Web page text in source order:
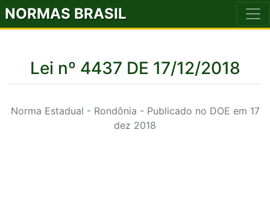
NORMAS BRASIL
Lei nº 4437 DE 17/12/2018
Norma Estadual - Rondônia - Publicado no DOE em 17
dez 2018